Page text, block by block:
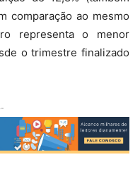
comparação ao mesmo
representa o menor
o trimestre finalizado